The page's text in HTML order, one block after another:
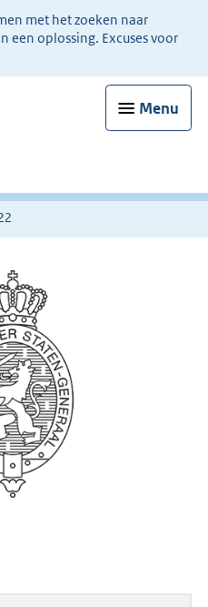
met het zoeken naar
een oplossing. Excuses voor
Menu